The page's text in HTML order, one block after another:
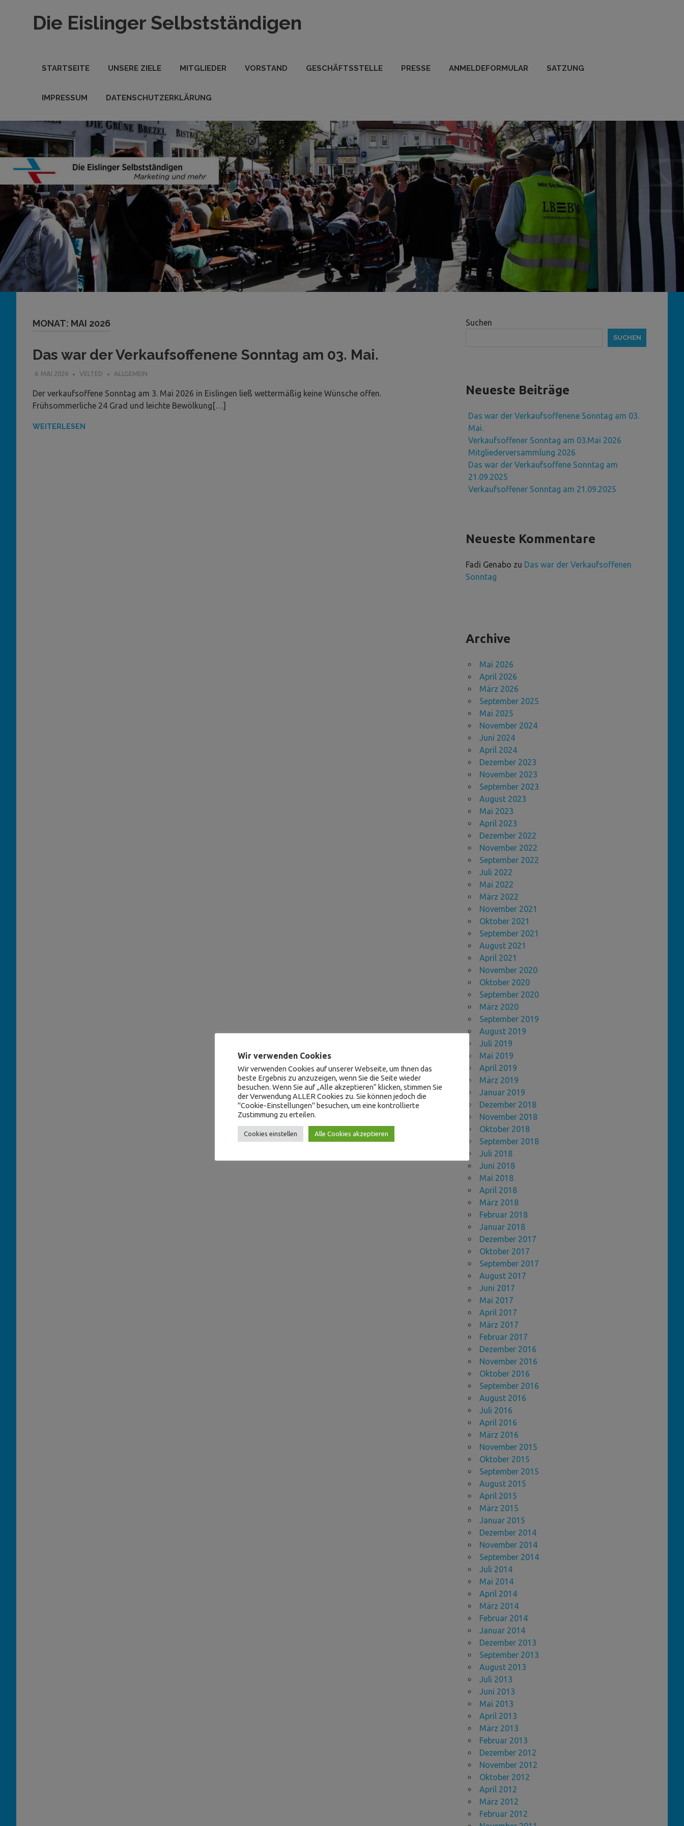
Die Eislinger Selbstständigen
Unterhemen
Hande,
Dienstleistung
STARTSEITE UNSERE ZIELE MITGLIEDER VORSTAND GESCHÄFTSSTELLE PRESSE ANMELDEFORMULAR SATZUNG
IMPRESSUM DATENSCHUTZERKLÄRUNG
MONAT: MAI 2026
Das war der Verkaufsoffenene Sonntag am 03. Mai.
4. MAI 2026 VELTED ALLGEMEIN
Der verkaufsoffene Sonntag am 3. Mai 2026 in Eislingen ließ wettermäßig keine Wünsche offen.
Frühsommerliche 24 Grad und leichte Bewölkung[…]
WEITERLESEN
Suchen
SUCHEN
Neueste Beiträge
Das war der Verkaufsoffenene Sonntag am 03.
Mai.
Verkaufsoffener Sonntag am 03.Mai 2026
Mitgliederversammlung 2026
Das war der Verkaufsoffene Sonntag am
21.09.2025
Verkaufsoffener Sonntag am 21.09.2025
Neueste Kommentare
Fadi Genabo zu Das war der Verkaufsoffenen
Sonntag
Archive
Mai 2026
April 2026
März 2026
September 2025
Mai 2025
November 2024
Juni 2024
April 2024
Dezember 2023
November 2023
September 2023
August 2023
Mai 2023
April 2023
Dezember 2022
November 2022
September 2022
Juli 2022
Mai 2022
März 2022
November 2021
Oktober 2021
September 2021
August 2021
April 2021
November 2020
Oktober 2020
September 2020
März 2020
September 2019
August 2019
Juli 2019
Mai 2019
April 2019
März 2019
Januar 2019
Dezember 2018
November 2018
Oktober 2018
September 2018
Juli 2018
Juni 2018
Mai 2018
April 2018
März 2018
Februar 2018
Januar 2018
Dezember 2017
Oktober 2017
September 2017
August 2017
Juni 2017
Mai 2017
April 2017
März 2017
Februar 2017
Dezember 2016
November 2016
Oktober 2016
September 2016
August 2016
Juli 2016
April 2016
März 2016
November 2015
Oktober 2015
September 2015
August 2015
April 2015
März 2015
Januar 2015
Dezember 2014
November 2014
September 2014
Juli 2014
Mai 2014
April 2014
März 2014
Februar 2014
Januar 2014
Dezember 2013
September 2013
August 2013
Juli 2013
Juni 2013
Mai 2013
April 2013
März 2013
Februar 2013
Dezember 2012
November 2012
Oktober 2012
April 2012
März 2012
Februar 2012
Wir verwenden Cookies
Wir verwenden Cookies auf unserer Webseite, um Ihnen das
beste Ergebnis zu anzuzeigen, wenn Sie die Seite wieder
besuchen. Wenn Sie auf „Alle akzeptieren“ klicken, stimmen Sie
der Verwendung ALLER Cookies zu. Sie können jedoch die
"Cookie-Einstellungen" besuchen, um eine kontrollierte
Zustimmung zu erteilen.
Cookies einstellen Alle Cookies akzeptieren